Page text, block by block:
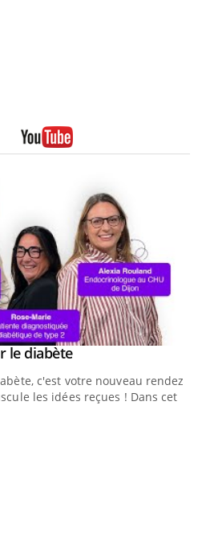
le diabèteYoutube
c'est votre nouveau rendez-
les idées reçues ! Dans cet